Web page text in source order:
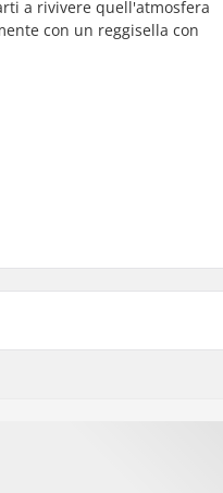
a rivivere quell'atmosfera
con un reggisella con